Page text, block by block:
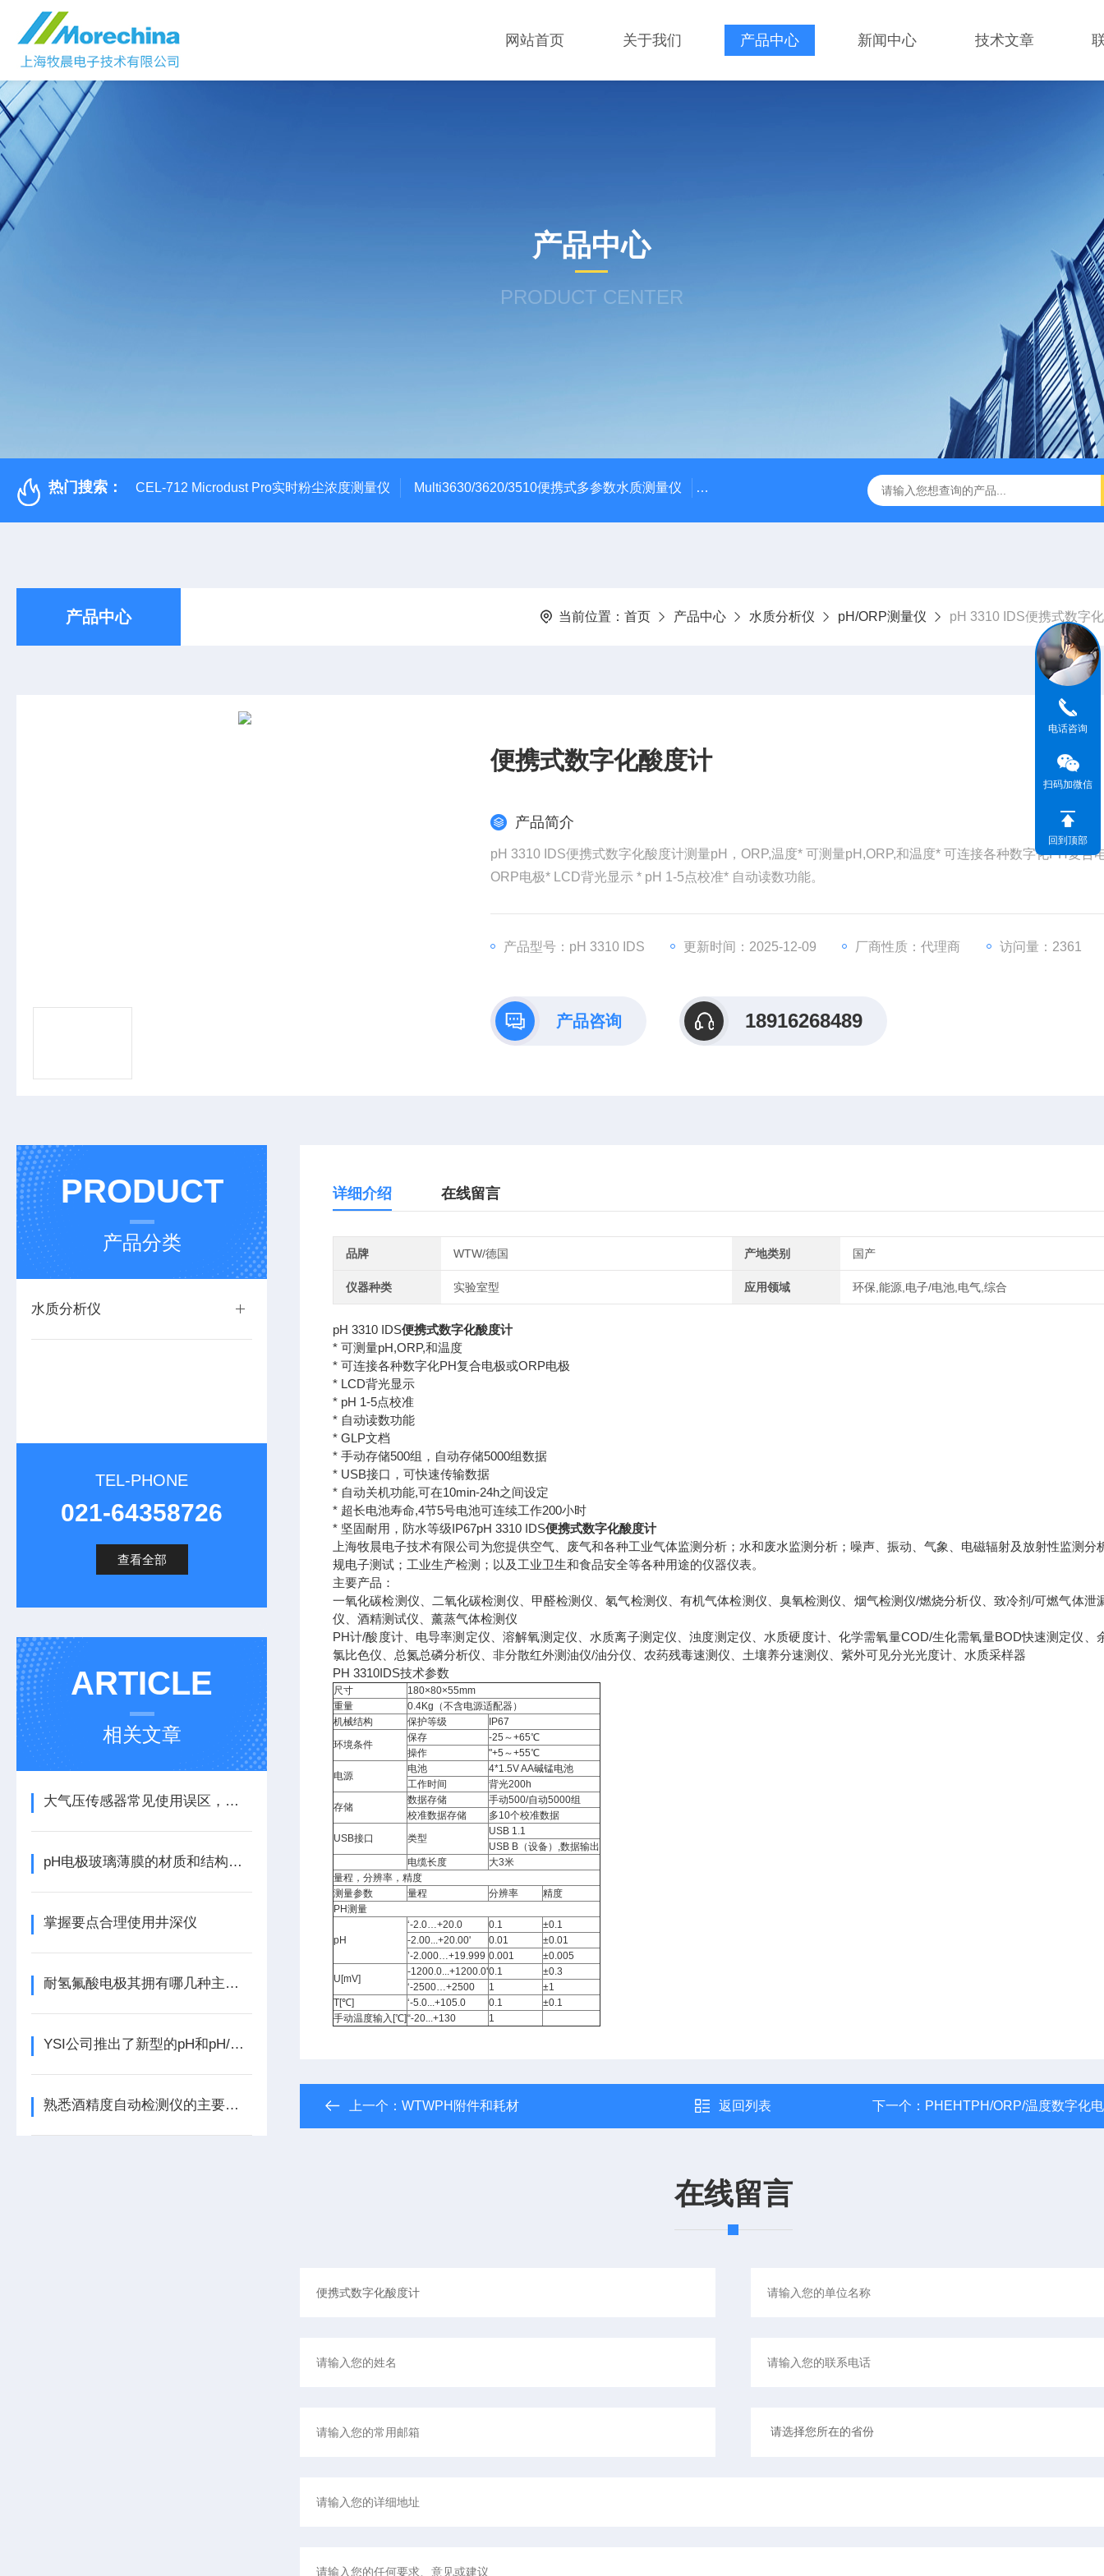
网站首页 关于我们 产品中心 新闻中心 技术文章
产品中心
PRODUCT CENTER
热门搜索： CEL-712 Microdust Pro实时粉尘浓度测量仪 Multi3630/3620/3510便携式多参数水质测量仪 dBadge2CASELLA科赛乐个人声暴露计 PC-2200/2300进口激光
产品中心 当前位置： 首页 产品中心 水质分析仪 pH/ORP测量仪 pH 3310 IDS便携式数字
便携式数字化酸度计
产品简介
pH 3310 IDS便携式数字化酸度计测量pH，ORP,温度* 可测量pH,ORP,和温度* 可连接各种数字化PH复合
ORP电极* LCD背光显示 * pH 1-5点校准* 自动读数功能。
产品型号：pH 3310 IDS 更新时间：2025-12-09 厂商性质：代理商 访问量：2361
产品咨询 18916268489
PRODUCT
产品分类
水质分析仪
TEL-PHONE
021-64358726
查看全部
ARTICLE
相关文章
大气压传感器常见使用误区，请规避！
pH电极玻璃薄膜的材质和结构浅析
掌握要点合理使用井深仪
耐氢氟酸电极其拥有哪几种主要特点呢？
YSI公司推出了新型的pH和pH/ORP 增强型传感器
熟悉酒精度自动检测仪的主要功能，才能更好地使用它
详细介绍 在线留言
品牌 WTW/德国 产地类别 国产
仪器种类 实验室型 应用领域 环保,能源,电子/电池,电气,综合
pH 3310 IDS便携式数字化酸度计
* 可测量pH,ORP,和温度
* 可连接各种数字化PH复合电极或ORP电极
* LCD背光显示
* pH 1-5点校准
* 自动读数功能
* GLP文档
* 手动存储500组，自动存储5000组数据
* USB接口，可快速传输数据
* 自动关机功能,可在10min-24h之间设定
* 超长电池寿命,4节5号电池可连续工作200小时
* 坚固耐用，防水等级IP67pH 3310 IDS便携式数字化酸度计
上海牧晨电子技术有限公司为您提供空气、废气和各种工业气体监测分析；水和废水监测分析；噪声、振动、气象、电磁辐射及放射性监测分
规电子测试；工业生产检测；以及工业卫生和食品安全等各种用途的仪器仪表。
主要产品：
一氧化碳检测仪、二氧化碳检测仪、甲醛检测仪、氡气检测仪、有机气体检测仪、臭氧检测仪、烟气检测仪/燃烧分析仪、致冷剂/可燃气体泄
仪、酒精测试仪、薰蒸气体检测仪
PH计/酸度计、电导率测定仪、溶解氧测定仪、水质离子测定仪、浊度测定仪、水质硬度计、化学需氧量COD/生化需氧量BOD快速测定仪、
氯比色仪、总氮总磷分析仪、非分散红外测油仪/油分仪、农药残毒速测仪、土壤养分速测仪、紫外可见分光光度计、水质采样器
PH 3310IDS技术参数
尺寸
180×80×55mm
重量
0.4Kg（不含电源适配器）
机械结构
保护等级
IP67
环境条件
保存
-25～+65℃
操作
"+5～+55℃
电源
电池
4*1.5V AA碱锰电池
工作时间
背光200h
存储
数据存储
手动500/自动5000组
校准数据存储
多10个校准数据
USB接口
类型
USB 1.1
USB B（设备）,数据输出
电缆长度
大3米
量程，分辨率，精度
测量参数
量程 分辨率
精度
PH测量
pH
‘-2.0…+20.0 0.1
±0.1
-2.00...+20.00'
0.01
±0.01
’-2.000…+19.999 0.001
±0.005
U[mV]
-1200.0...+1200.0'0.1
±0.3
‘-2500…+2500
1
±1
T[℃]
‘-5.0...+105.0 0.1
±0.1
手动温度输入[℃]“-20...+130 1
上一个： WTWPH附件和耗材 返回列表 下一个： PHEHTPH/ORP/温度数字化
在线留言
电话咨询
扫码加微信
回到顶部